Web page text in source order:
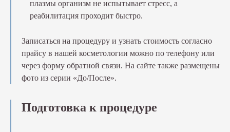
плазмы организм не испытывает стресс, а
реабилитация проходит быстро.
Записаться на процедуру и узнать стоимость согласно
прайсу в нашей косметологии можно по телефону или
через форму обратной связи. На сайте также размещены
фото из серии «До/После».
Подготовка к процедуре